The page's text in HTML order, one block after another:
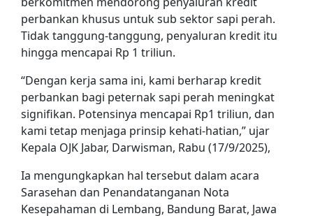
perbankan khusus untuk sub sektor sapi perah.
Tidak tanggung-tanggung, penyaluran kredit itu
hingga mencapai Rp 1 triliun.
“Dengan kerja sama ini, kami berharap kredit
perbankan bagi peternak sapi perah meningkat
signifikan. Potensinya mencapai Rp1 triliun, dan
kami tetap menjaga prinsip kehati-hatian,” ujar
Kepala OJK Jabar, Darwisman, Rabu (17/9/2025),
Ia mengungkapkan hal tersebut dalam acara
Sarasehan dan Penandatanganan Nota
Kesepahaman di Lembang, Bandung Barat, Jawa